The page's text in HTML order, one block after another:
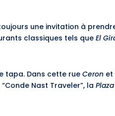
une invitation à
classiques tels queEl
tapa. Dans cette rueCeron et
Nast Traveler”, la